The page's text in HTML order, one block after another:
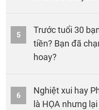
5
Trước tuổi 30
tiền? Bạn đã
hoay?
6
Nghiệt xui hay
là HỌA nhưng